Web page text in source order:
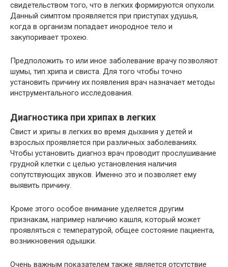
свидетельством того, что в легких формируются опухоли.
Данный симптом проявляется при приступах удушья,
когда в организм попадает инородное тело и
закупоривает трохею.
Предположить то или иное заболевание врачу позволяют
шумы, тип хрипа и свиста. Для того чтобы точно
установить причину их появления врач назначает методы
инструментального исследования.
Диагностика при хрипах в легких
Свист и хрипы в легких во время дыхания у детей и
взрослых проявляется при различных заболеваниях.
Чтобы установить диагноз врач проводит прослушивание
грудной клетки с целью установления наличия
сопутствующих звуков. Именно это и позволяет ему
выявить причину.
Кроме этого особое внимание уделяется другим
признакам, например наличию кашля, который может
проявляться с температурой, общее состояние пациента,
возникновения одышки.
Очень важным показателем также является отсутствие